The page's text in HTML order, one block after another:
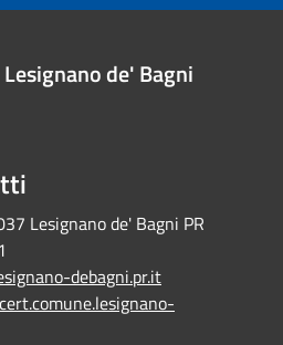
de' Bagni
Lesignano de' Bagni PR
debagni.pr.it